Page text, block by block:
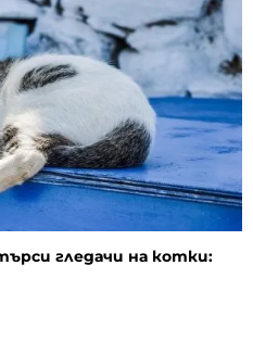
гледачи на котки: